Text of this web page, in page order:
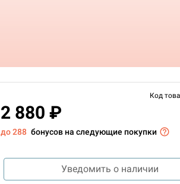
Код
2 880 ₽
до 288 бонусов на следующие покупки
Уведомить о наличии